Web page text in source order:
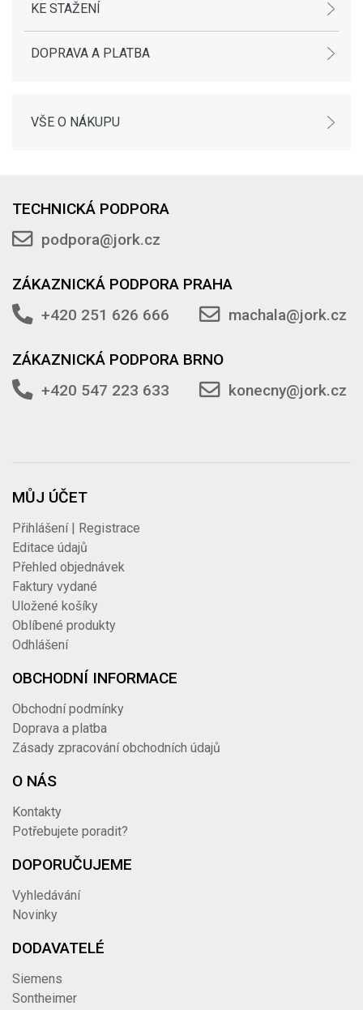
KE STAŽENÍ
DOPRAVA A PLATBA
VŠE O NÁKUPU
TECHNICKÁ PODPORA
podpora@jork.cz
ZÁKAZNICKÁ PODPORA PRAHA
+420 251 626 666
machala@jork.cz
ZÁKAZNICKÁ PODPORA BRNO
+420 547 223 633
konecny@jork.cz
MŮJ ÚČET
Přihlášení | Registrace
Editace údajů
Přehled objednávek
Faktury vydané
Uložené košíky
Oblíbené produkty
Odhlášení
OBCHODNÍ INFORMACE
Obchodní podmínky
Doprava a platba
Zásady zpracování obchodních údajů
O NÁS
Kontakty
Potřebujete poradit?
DOPORUČUJEME
Vyhledávání
Novinky
DODAVATELÉ
Siemens
Sontheimer